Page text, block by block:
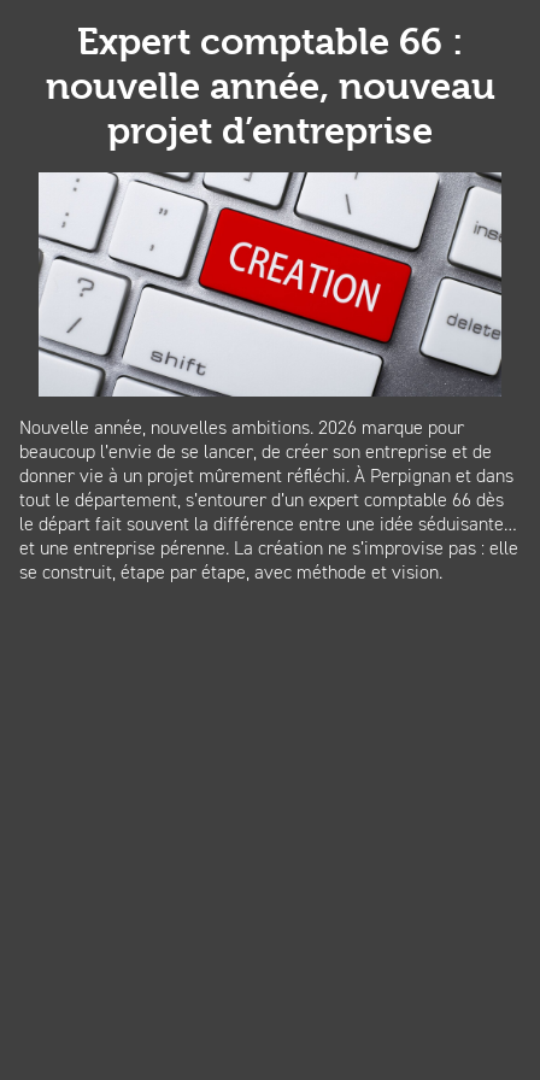
Expert comptable 66 :
nouvelle année, nouveau
projet d’entreprise
Nouvelle année, nouvelles ambitions. 2026 marque pour
beaucoup l’envie de se lancer, de créer son entreprise et de
donner vie à un projet mûrement réfléchi. À Perpignan et dans
tout le département, s’entourer d’un expert comptable 66 dès
le départ fait souvent la différence entre une idée séduisante…
et une entreprise pérenne. La création ne s’improvise pas : elle
se construit, étape par étape, avec méthode et vision.